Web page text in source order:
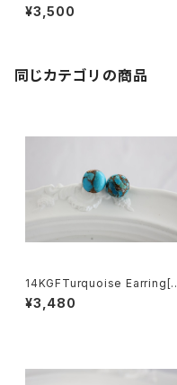
[kgf3835]
¥3,500
同じカテゴリの商品
14KGFTurquoise Earring[k
gf5580]
¥3,480